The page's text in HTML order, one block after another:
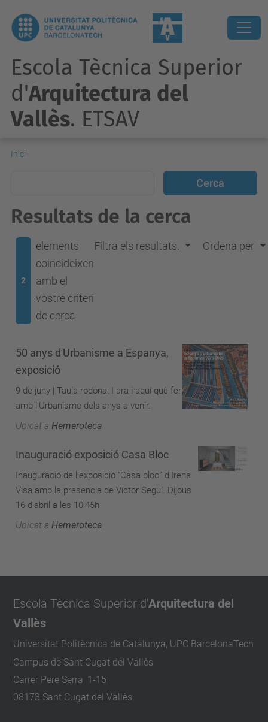
Escola Tècnica Superior
d'Arquitectura del
Vallès. ETSAV
Inici
Resultats de la cerca
2
elements
coincideixen
amb el
vostre criteri
de cerca
Filtra els resultats. Ordena per
50 anys d'Urbanisme a Espanya,
exposició
9 de juny | Taula rodona: I ara i aquí què fer
amb l’Urbanisme dels anys a venir.
Ubicat a Hemeroteca
Inauguració exposició Casa Bloc
Inauguració de l’exposició “Casa bloc” d’Irena
Visa amb la presencia de Víctor Seguí. Dijous
16 d'abril a les 10:45h
Ubicat a Hemeroteca
Escola Tècnica Superior d'Arquitectura del
Vallès
Universitat Politècnica de Catalunya, UPC BarcelonaTech
Campus de Sant Cugat del Vallès
Carrer Pere Serra, 1-15
08173 Sant Cugat del Vallès